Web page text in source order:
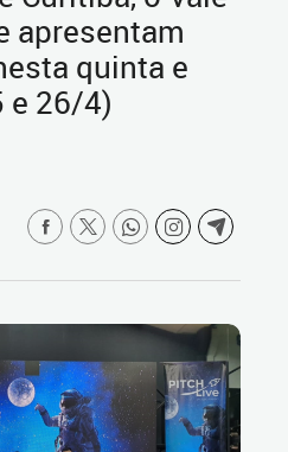
apresentam
quinta e
e 26/4)